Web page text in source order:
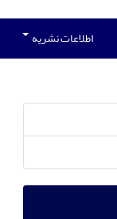
اطلاعات نشریه